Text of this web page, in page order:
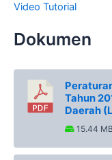
Video Tutorial
Dokumen
Tahun
Daerah
15.44 MB